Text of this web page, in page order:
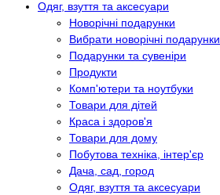
Одяг, взуття та аксесуари
Новорічні подарунки
Вибрати новорічні подарунки
Подарунки та сувеніри
Продукти
Комп'ютери та ноутбуки
Товари для дітей
Краса і здоров'я
Товари для дому
Побутова техніка, інтер'єр
Дача, сад, город
Одяг, взуття та аксесуари